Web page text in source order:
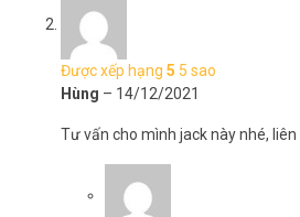
Được xếp hạng 5 5 sao
Hùng – 14/12/2021
Tư vấn cho mình jack này nhé,